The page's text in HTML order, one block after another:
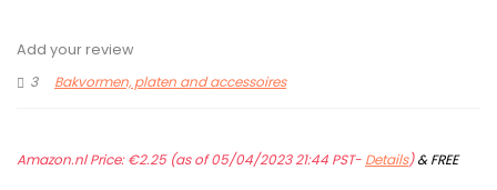
Add your review
3
Bakvormen, platen and accessoires
Amazon.nl Price:€2.25(as of 05/04/2023 21:44 PST- Details)&FREE